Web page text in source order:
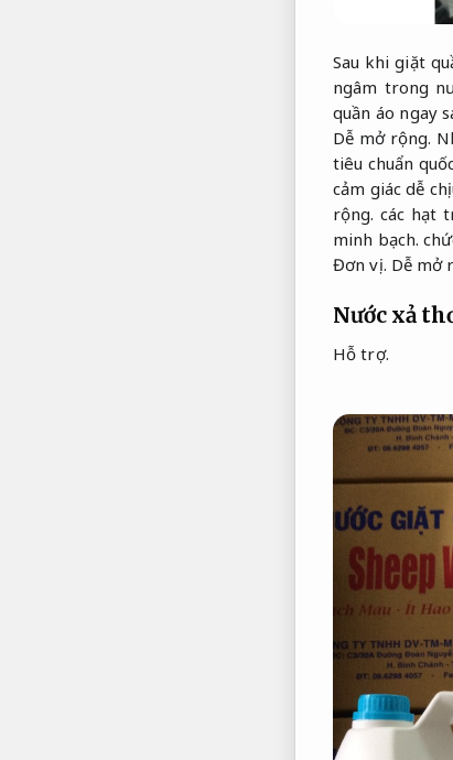
Sau khi giặt
ngâm trong
quần áo ngay
Dễ mở rộng.
tiêu chuẩn
cảm giác dễ
rộng. các hạt
minh bạch.
Đơn vị. Dễ mở
Nước xả
Hỗ trợ.